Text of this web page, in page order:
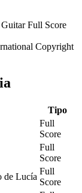
Copyright
Tipo
Full
Score
Full
Score
de Lucía
Full
Score